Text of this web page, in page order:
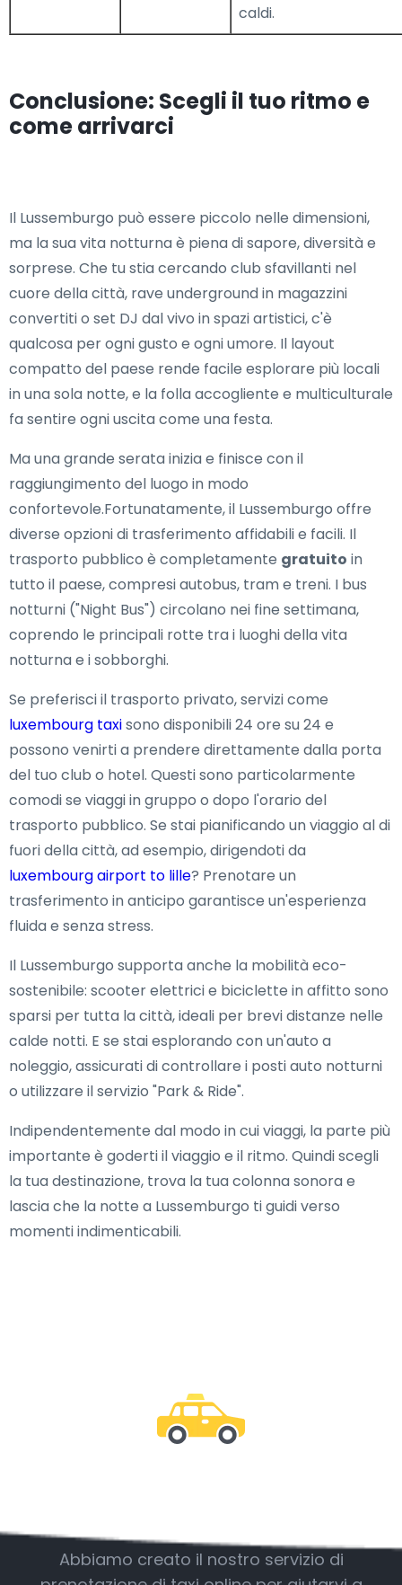
caldi.
Conclusione: Scegli il tuo ritmo e
come arrivarci
Il Lussemburgo può essere piccolo nelle dimensioni,
ma la sua vita notturna è piena di sapore, diversità e
sorprese. Che tu stia cercando club sfavillanti nel
cuore della città, rave underground in magazzini
convertiti o set DJ dal vivo in spazi artistici, c'è
qualcosa per ogni gusto e ogni umore. Il layout
compatto del paese rende facile esplorare più locali
in una sola notte, e la folla accogliente e multiculturale
fa sentire ogni uscita come una festa.
Ma una grande serata inizia e finisce con il
raggiungimento del luogo in modo
confortevole.Fortunatamente, il Lussemburgo offre
diverse opzioni di trasferimento affidabili e facili. Il
trasporto pubblico è completamente gratuito in
tutto il paese, compresi autobus, tram e treni. I bus
notturni ("Night Bus") circolano nei fine settimana,
coprendo le principali rotte tra i luoghi della vita
notturna e i sobborghi.
Se preferisci il trasporto privato, servizi come
luxembourg taxisono disponibili 24 ore su 24 e
possono venirti a prendere direttamente dalla porta
del tuo club o hotel. Questi sono particolarmente
comodi se viaggi in gruppo o dopo l'orario del
trasporto pubblico. Se stai pianificando un viaggio al di
fuori della città, ad esempio, dirigendoti da
luxembourg airport to lille? Prenotare un
trasferimento in anticipo garantisce un'esperienza
fluida e senza stress.
Il Lussemburgo supporta anche la mobilità eco-
sostenibile: scooter elettrici e biciclette in affitto sono
sparsi per tutta la città, ideali per brevi distanze nelle
calde notti. E se stai esplorando con un'auto a
noleggio, assicurati di controllare i posti auto notturni
o utilizzare il servizio "Park & Ride".
Indipendentemente dal modo in cui viaggi, la parte più
importante è goderti il viaggio e il ritmo. Quindi scegli
la tua destinazione, trova la tua colonna sonora e
lascia che la notte a Lussemburgo ti guidi verso
momenti indimenticabili.
Abbiamo creato il nostro servizio di